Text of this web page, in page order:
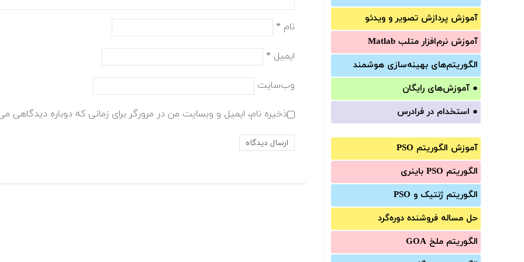
آموزش‌ پردازش تصویر و ویدئو
آموزش‌ نرم‌افزار متلب Matlab
الگوریتم‌های بهینه‌سازی هوشمند
● آموزش‌های رایگان
● استخدام در فرادرس
آموزش الگوریتم PSO
الگوریتم PSO باینری
الگوریتم ژنتیک و PSO
حل مساله فروشنده دوره‌گرد
الگوریتم ملخ GOA
نام *
ایمیل *
وب‌سایت
ذخیره نام، ایمیل و وبسایت من در مرورگر برای زمانی که دوباره دیدگاهی